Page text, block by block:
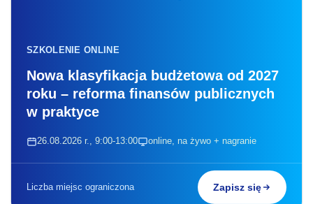
SZKOLENIE ONLINE
Nowa klasyfikacja budżetowa od 2027
roku – reforma finansów publicznych
w praktyce
26.08.2026 r., 9:00-13:00 online, na żywo + nagranie
Liczba miejsc ograniczona Zapisz się